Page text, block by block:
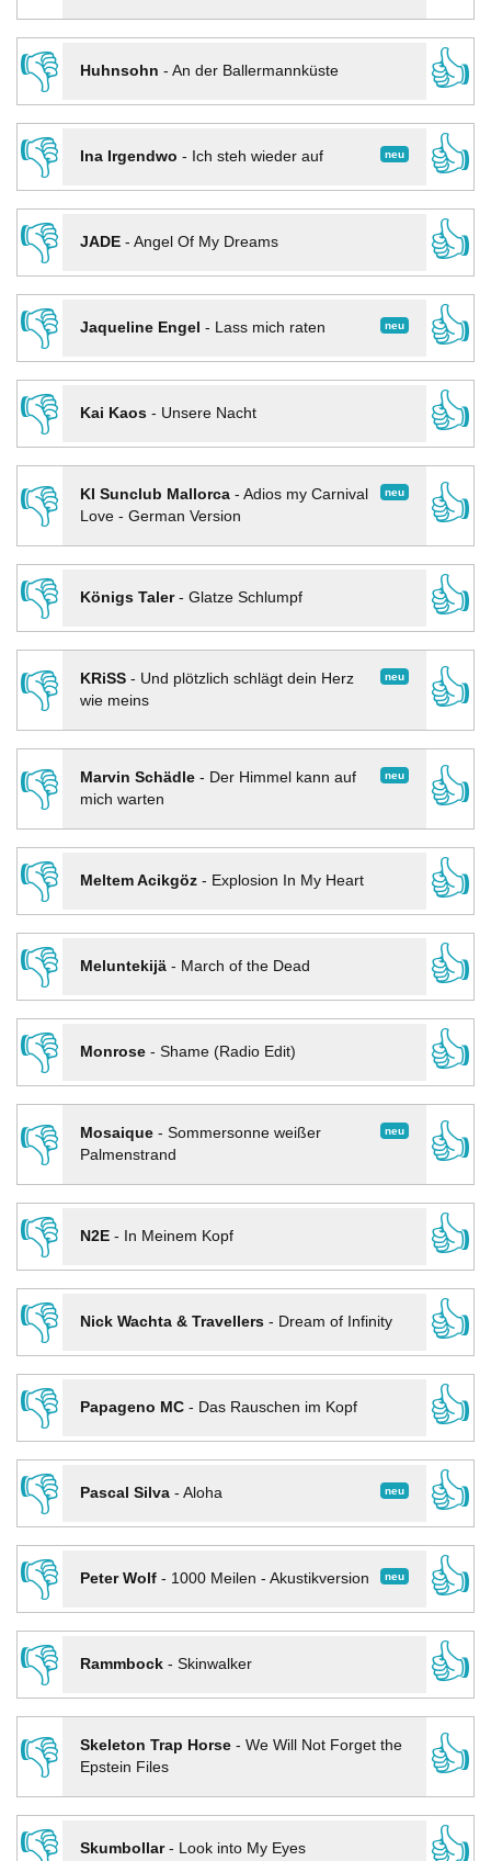
👎
Huhnsohn - An der Ballermannküste
👍
👎
neu
Ina Irgendwo - Ich steh wieder auf
👍
👎
JADE- Angel Of My Dreams
👍
👎
neu
Jaqueline Engel - Lass mich raten
👍
👎
Kai Kaos- Unsere Nacht
👍
👎
neu
KI Sunclub Mallorca- Adios my Carnival
Love - German Version
👍
👎
Königs Taler- Glatze Schlumpf
👍
👎
neu
KRiSS- Und plötzlich schlägt dein Herz
wie meins
👍
👎 neu
Marvin Schädle- Der Himmel kann auf
mich warten
👍
👎
Meltem Acikgöz- Explosion In My Heart
👍
👎
Meluntekijä- March of the Dead
👍
👎
Monrose- Shame (Radio Edit)
👍
👎
neu
Mosaique- Sommersonne weißer
Palmenstrand
👍
👎
N2E- In Meinem Kopf
👍
👎
Nick Wachta & Travellers- Dream of Infinity
👍
👎
Papageno MC- Das Rauschen im Kopf
👍
👎
neu
Pascal Silva- Aloha
👍
👎
neu
Peter Wolf- 1000 Meilen - Akustikversion
👍
👎
Rammbock- Skinwalker
👍
👎
Skeleton Trap Horse- We Will Not Forget the
Epstein Files
👍
👎
Skumbollar- Look into My Eyes
👍